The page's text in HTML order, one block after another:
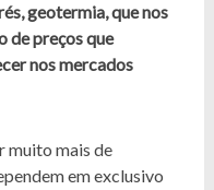
geotermia, que nos
de preços que
nos mercados
muito mais de
em exclusivo